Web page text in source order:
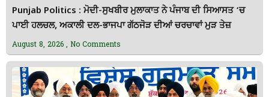
Punjab Politics : ਮੋਦੀ-ਸੁਖਬੀਰ ਮੁਲਾਕਾਤ ਨੇ ਪੰਜਾਬ ਦੀ ਸਿਆਸਤ ‘ਚ
ਪਾਈ ਹਲਚਲ, ਅਕਾਲੀ ਦਲ-ਭਾਜਪਾ ਗੱਠਜੋੜ ਦੀਆਂ ਚਰਚਾਵਾਂ ਮੁੜ ਤੇਜ਼
August 8, 2026 No Comments